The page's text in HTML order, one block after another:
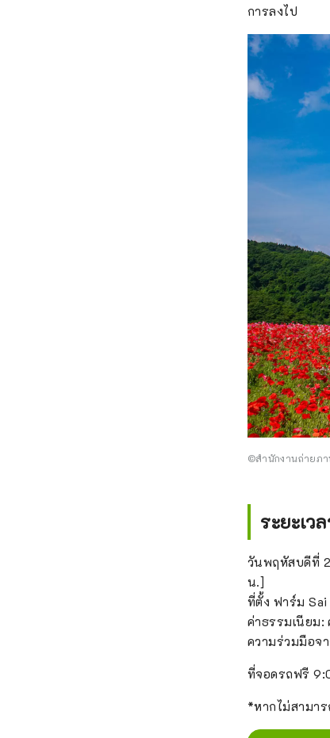
การลงไป
©สำนักงานถ่ายภ
ระยะเว
วันพฤหัสบดีที่
น.]
ที่ตั้ง ฟาร์ม Sai
ค่าธรรมเนียม
ความร่วมมือจ
ที่จอดรถฟรี
*หากไม่สามา